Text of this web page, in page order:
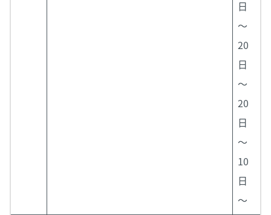
日
～
20
日
～
20
日
～
10
日
～